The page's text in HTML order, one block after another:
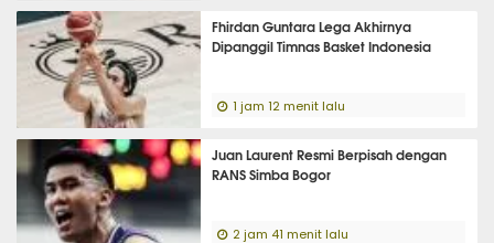
Fhirdan Guntara Lega Akhirnya
Dipanggil Timnas Basket Indonesia
1 jam 12 menit lalu
Juan Laurent Resmi Berpisah dengan
RANS Simba Bogor
2 jam 41 menit lalu